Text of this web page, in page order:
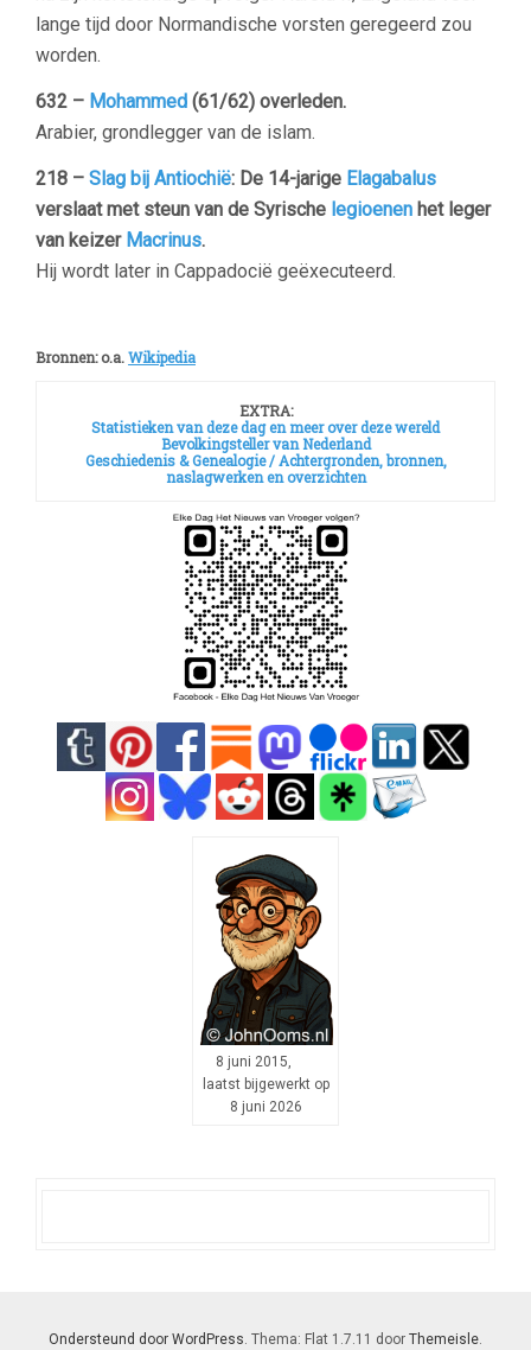
lange tijd door Normandische vorsten geregeerd zou
worden.
632 – Mohammed (61/62) overleden.
Arabier, grondlegger van de islam.
218 – Slag bij Antiochië: De 14-jarige Elagabalus
verslaat met steun van de Syrische legioenen het leger
van keizer Macrinus.
Hij wordt later in Cappadocië geëxecuteerd.
Bronnen: o.a.Wikipedia
EXTRA:
Statistieken van deze dag en meer over deze wereld
Bevolkingsteller van Nederland
Geschiedenis & Genealogie /Achtergronden, bronnen,
naslagwerken en overzichten
8 juni 2015,
laatst bijgewerkt op
8 juni 2026
Ondersteund door WordPress. Thema: Flat 1.7.11 door Themeisle.